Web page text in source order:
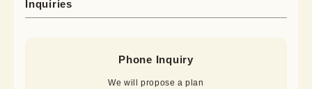
Inquiries
Phone Inquiry
We will propose a plan